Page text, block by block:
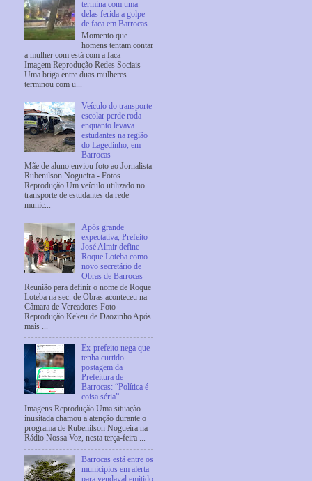
termina com uma
delas ferida a golpe
de faca em Barrocas
Momento que
homens tentam contar
a mulher com está com a faca -
Imagem Reprodução Redes Sociais
Uma briga entre duas mulheres
terminou com u...
Veículo do transporte
escolar perde roda
enquanto levava
estudantes na região
do Lagedinho, em
Barrocas
Mãe de aluno enviou foto ao Jornalista
Rubenilson Nogueira - Fotos
Reprodução Um veículo utilizado no
transporte de estudantes da rede
munic...
Após grande
expectativa, Prefeito
José Almir define
Roque Loteba como
novo secretário de
Obras de Barrocas
Reunião para definir o nome de Roque
Loteba na sec. de Obras aconteceu na
Câmara de Vereadores Foto
Reprodução Kekeu de Daozinho Após
mais ...
Ex-prefeito nega que
tenha curtido
postagem da
Prefeitura de
Barrocas: “Política é
coisa séria”
Imagens Reprodução Uma situação
inusitada chamou a atenção durante o
programa de Rubenilson Nogueira na
Rádio Nossa Voz, nesta terça-feira ...
Barrocas está entre os
municípios em alerta